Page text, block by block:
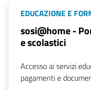
EDUCAZIONE E
sosi@home -
e scolastici
Accesso ai servizi
pagamenti e